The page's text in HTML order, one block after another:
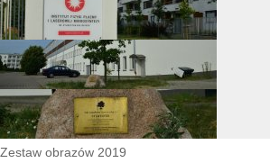
Zestaw obrazów 2019